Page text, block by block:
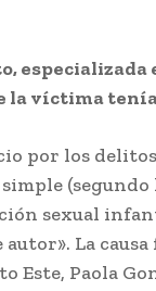
la víctima tenía
por los
sexual
La
Este, Paola